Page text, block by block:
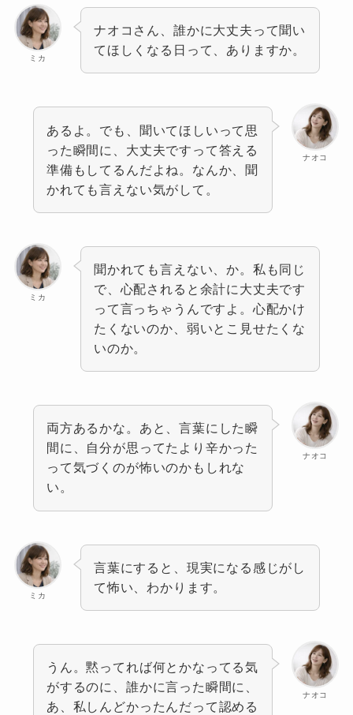
ミカ
ナオコさん、誰かに大丈夫って聞い
てほしくなる日って、ありますか。
ナオコ
あるよ。でも、聞いてほしいって思
った瞬間に、大丈夫ですって答える
準備もしてるんだよね。なんか、聞
かれても言えない気がして。
ミカ
聞かれても言えない、か。私も同じ
で、心配されると余計に大丈夫です
って言っちゃうんですよ。心配かけ
たくないのか、弱いとこ見せたくな
いのか。
ナオコ
両方あるかな。あと、言葉にした瞬
間に、自分が思ってたより辛かった
って気づくのが怖いのかもしれな
い。
ミカ
言葉にすると、現実になる感じがし
て怖い、わかります。
ナオコ
うん。黙ってれば何とかなってる気
がするのに、誰かに言った瞬間に、
あ、私しんどかったんだって認める